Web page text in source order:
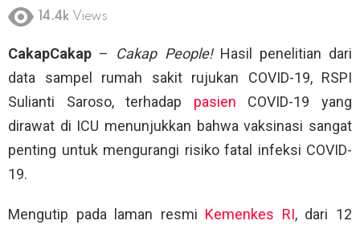
14.4k Views
CakapCakap – Cakap People!Hasil penelitian dari
data sampel rumah sakit rujukan COVID-19, RSPI
Sulianti Saroso, terhadap pasien COVID-19 yang
dirawat di ICU menunjukkan bahwa vaksinasi sangat
penting untuk mengurangi risiko fatal infeksi COVID-
19.
Mengutip pada laman resmi Kemenkes RI, dari 12